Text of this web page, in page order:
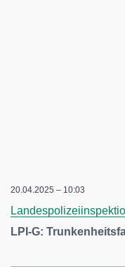
20.04.2025 – 10:03
LPI-G: